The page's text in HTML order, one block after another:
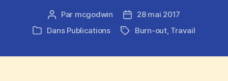
Auteur
Par mcgodwin
Date
de
l’article
28 mai 2017
Catégories
Dans Publications Étiquettes
Burn-out, Travail